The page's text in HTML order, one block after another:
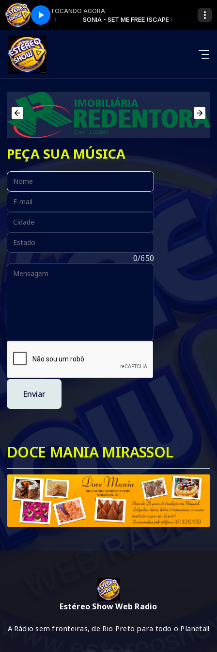
TOCANDO AGORA
(SCAPE MIX) SONIA - SET ME FREE (SCAPE MIX)
PEÇA SUA MÚSICA
Nome:
E-mail:
Cidade:
Estado:
0/650
Enviar
DOCE MANIA MIRASSOL
Estéreo Show Web Radio
A Rádio sem fronteiras, de Rio Preto para todo o Planeta!!